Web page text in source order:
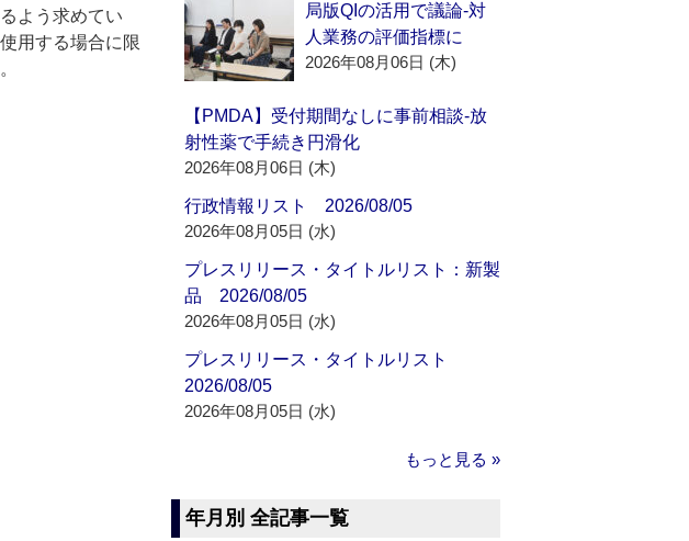
よう求めてい
用する場合に限
局版QIの活用で議論‐対
人業務の評価指標に
2026年08月06日 (木)
【PMDA】受付期間なしに事前相談‐放
射性薬で手続き円滑化
2026年08月06日 (木)
行政情報リスト 2026/08/05
2026年08月05日 (水)
プレスリリース・タイトルリスト：新製
品 2026/08/05
2026年08月05日 (水)
プレスリリース・タイトルリスト
2026/08/05
2026年08月05日 (水)
もっと見る »
年月別 全記事一覧